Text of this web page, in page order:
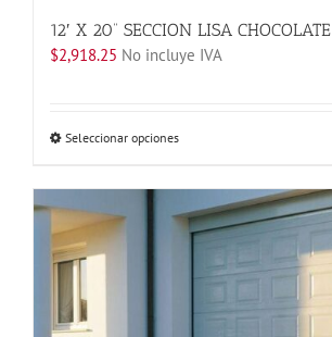
12′ X 20” SECCION LISA CHOCOLATE
$2,918.25 No incluye IVA
Seleccionar opcionesEste
tiene
múltiples
variantes.
opciones